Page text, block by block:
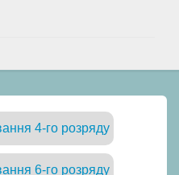
4-го розряду
6-го розряду